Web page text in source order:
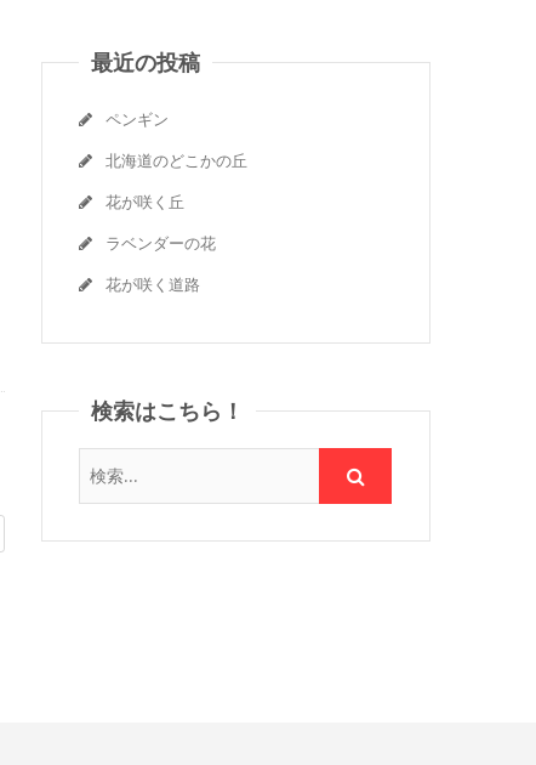
最近の投稿
ペンギン
北海道のどこかの丘
花が咲く丘
ラベンダーの花
花が咲く道路
検索はこちら！